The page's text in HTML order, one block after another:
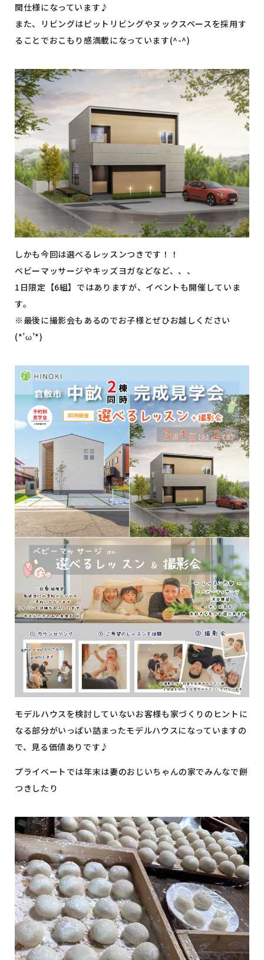
関仕様になっています♪
また、リビングはピットリビングやヌックスペースを採用す
ることでおこもり感満載になっています(^-^)
しかも今回は選べるレッスンつきです！！
ベビーマッサージやキッズヨガなどなど、、、
1日限定【6組】ではありますが、イベントも開催していま
す。
※最後に撮影会もあるのでお子様とぜひお越しください
(*’ω’*)
モデルハウスを検討していないお客様も家づくりのヒントに
なる部分がいっぱい詰まったモデルハウスになっていますの
で、見る価値ありです♪
プライベートでは年末は妻のおじいちゃんの家でみんなで餅
つきしたり